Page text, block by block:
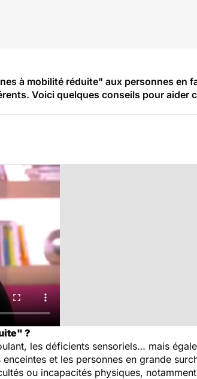
à mobilité réduite" aux personnes en
Voici quelques conseils pour aider
?
les déficients sensoriels… mais
enceintes et les personnes en grande
ou incapacités physiques,